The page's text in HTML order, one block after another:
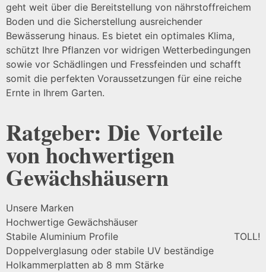
geht weit über die Bereitstellung von nährstoffreichem
Boden und die Sicherstellung ausreichender
Bewässerung hinaus. Es bietet ein optimales Klima,
schützt Ihre Pflanzen vor widrigen Wetterbedingungen
sowie vor Schädlingen und Fressfeinden und schafft
somit die perfekten Voraussetzungen für eine reiche
Ernte in Ihrem Garten.
Ratgeber: Die Vorteile
von hochwertigen
Gewächshäusern
Unsere Marken
Hochwertige Gewächshäuser
TOLL!
Stabile Aluminium Profile
Doppelverglasung oder stabile UV beständige
Holkammerplatten ab 8 mm Stärke